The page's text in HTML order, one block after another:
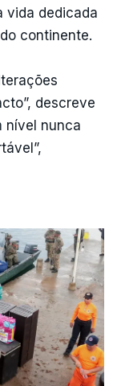
vida dedicada
continente.
descreve
nível nunca